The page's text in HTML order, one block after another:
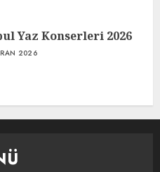
Yaz Konserleri 2026
2026